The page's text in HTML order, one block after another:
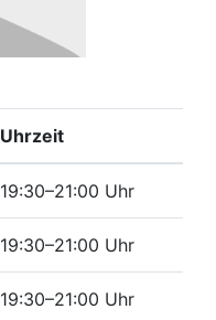
Uhrzeit
19:30–21:00 Uhr
19:30–21:00 Uhr
19:30–21:00 Uhr